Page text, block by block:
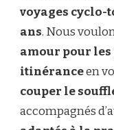
voyages cyclo-
ans. Nous
amour pour les
itinéranceen
couper le
accompagnés